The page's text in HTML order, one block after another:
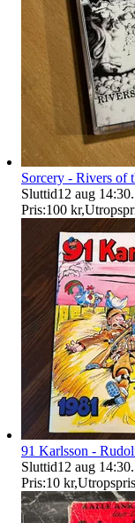
Sorcery - Rivers of
Sluttid12 aug 14:30.
Pris:100 kr,
91 Karlsson -
Sluttid12 aug 14:30.
Pris:10 kr,Utropspris